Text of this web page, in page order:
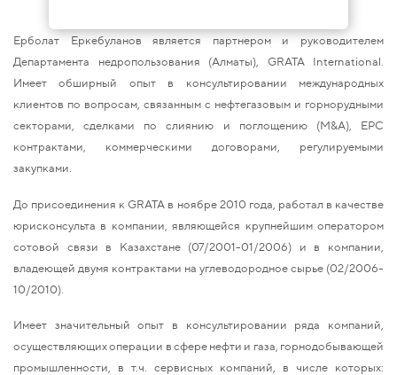
Ерболат Еркебуланов является партнером и руководителем
Департамента недропользования (Алматы), GRATA International.
Имеет обширный опыт в консультировании международных
клиентов по вопросам, связанным с нефтегазовым и горнорудными
секторами, сделками по слиянию и поглощению (M&A), EPC
контрактами, коммерческими договорами, регулируемыми
закупками.
До присоединения к GRATA в ноябре 2010 года, работал в качестве
юрисконсульта в компании, являющейся крупнейшим оператором
сотовой связи в Казахстане (07/2001-01/2006) и в компании,
владеющей двумя контрактами на углеводородное сырье (02/2006-
10/2010).
Имеет значительный опыт в консультировании ряда компаний,
осуществляющих операции в сфере нефти и газа, горнодобывающей
промышленности, в т.ч. сервисных компаний, в числе которых: